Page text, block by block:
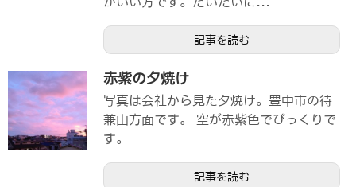
記事を読む
赤紫の夕焼け
写真は会社から見た夕焼け。豊中市の待
兼山方面です。 空が赤紫色でびっくりで
す。
記事を読む